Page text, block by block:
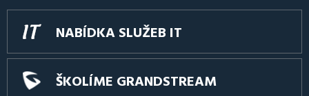
NABÍDKA SLUŽEB IT
ŠKOLÍME GRANDSTREAM